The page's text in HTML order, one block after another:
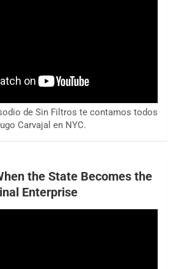
de Sin Filtros te contamos todos
Carvajal en NYC.
the State Becomes the
Enterprise